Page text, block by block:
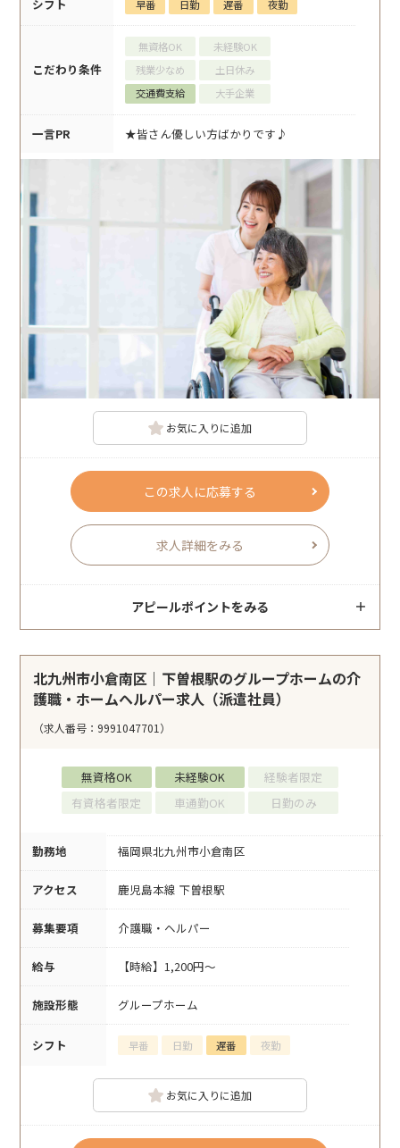
シフト 早番 日勤 遅番 夜勤
こだわり条件
無資格OK
未経験OK
残業少なめ
土日休み
交通費支給
大手企業
一言PR ★皆さん優しい方ばかりです♪
お気に入りに追加
この求人に応募する
求人詳細をみる
アピールポイントをみる
北九州市小倉南区｜下曽根駅のグループホームの介
護職・ホームヘルパー求人（派遣社員）
（求人番号：9991047701）
無資格OK 未経験OK
経験者限定
有資格者限定
車通勤OK 日勤のみ
勤務地 福岡県北九州市小倉南区
アクセス 鹿児島本線 下曽根駅
募集要項 介護職・ヘルパー
給与 【時給】1,200円～
施設形態 グループホーム
シフト 早番 日勤 遅番 夜勤
お気に入りに追加